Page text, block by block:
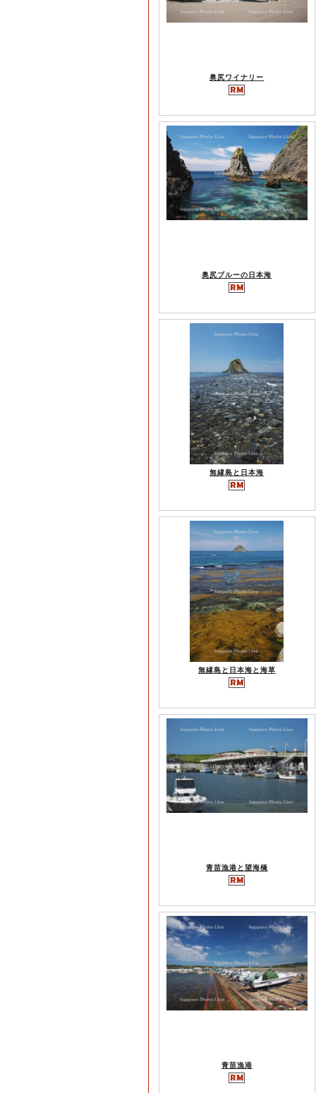
奥尻ワイナリー
奥尻ブルーの日本海
無縁島と日本海
無縁島と日本海と海草
青苗漁港と望海橋
青苗漁港